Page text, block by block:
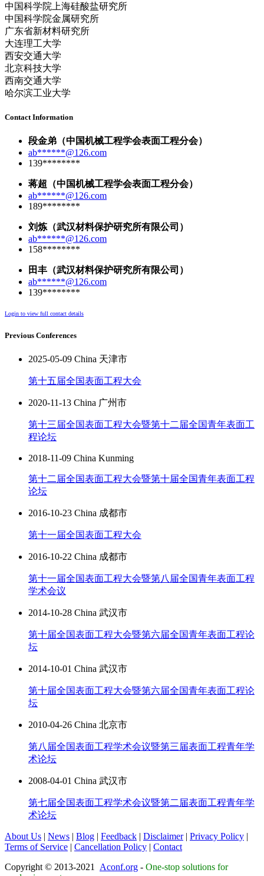
中国科学院上海硅酸盐研究所
中国科学院金属研究所
广东省新材料研究所
大连理工大学
西安交通大学
北京科技大学
西南交通大学
哈尔滨工业大学
Contact Information
段金弟（中国机械工程学会表面工程分会）
ab******@126.com
139********
蒋超（中国机械工程学会表面工程分会）
ab******@126.com
189********
刘炼（武汉材料保护研究所有限公司）
ab******@126.com
158********
田丰（武汉材料保护研究所有限公司）
ab******@126.com
139********
Login to view full contact details
Previous Conferences
2025-05-09 China 天津市
第十五届全国表面工程大会
2020-11-13 China 广州市
第十三届全国表面工程大会暨第十二届全国青年表面工
程论坛
2018-11-09 China Kunming
第十二届全国表面工程大会暨第十届全国青年表面工程
论坛
2016-10-23 China 成都市
第十一届全国表面工程大会
2016-10-22 China 成都市
第十一届全国表面工程大会暨第八届全国青年表面工程
学术会议
2014-10-28 China 武汉市
第十届全国表面工程大会暨第六届全国青年表面工程论
坛
2014-10-01 China 武汉市
第十届全国表面工程大会暨第六届全国青年表面工程论
坛
2010-04-26 China 北京市
第八届全国表面工程学术会议暨第三届表面工程青年学
术论坛
2008-04-01 China 武汉市
第七届全国表面工程学术会议暨第二届表面工程青年学
术论坛
About Us | News | Blog | Feedback | Disclaimer | Privacy Policy |
Terms of Service | Cancellation Policy | Contact
Copyright © 2013-2021 Aconf.org - One-stop solutions for